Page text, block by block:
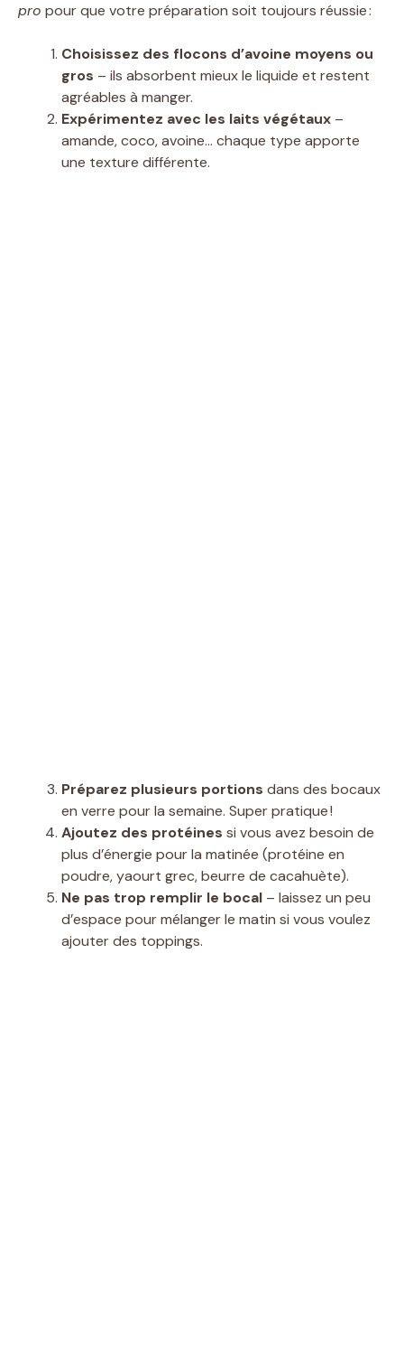
pro pour que votre préparation soit toujours réussie :
Choisissez des flocons d’avoine moyens ou
gros – ils absorbent mieux le liquide et restent
agréables à manger.
Expérimentez avec les laits végétaux –
amande, coco, avoine… chaque type apporte
une texture différente.
Préparez plusieurs portions dans des bocaux
en verre pour la semaine. Super pratique !
Ajoutez des protéines si vous avez besoin de
plus d’énergie pour la matinée (protéine en
poudre, yaourt grec, beurre de cacahuète).
Ne pas trop remplir le bocal – laissez un peu
d’espace pour mélanger le matin si vous voulez
ajouter des toppings.